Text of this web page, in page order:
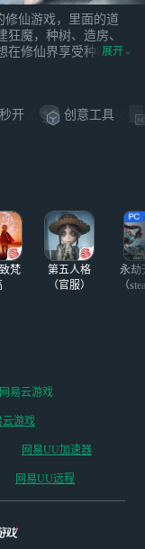
修仙游戏，里面的道
魔，种树、造房、
在修仙界享受种田摸
不能；
展开
开 创意工具
梵
第五人格
（官服）
永劫
（
网易云游戏
云游戏
网易UU加速器
网易UU远程